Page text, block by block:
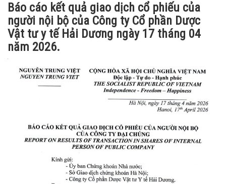
Báo cáo kết quả giao dịch cổ phiếu của
người nội bộ của Công ty Cổ phần Dược
Vật tư y tế Hải Dương ngày 17 tháng 04
năm 2026.